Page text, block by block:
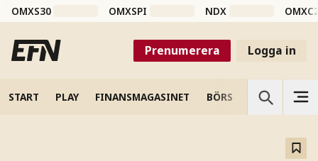
OMXS30 OMXSPI NDX
Prenumerera Logga in
START PLAY FINANSMAGASINET BÖRS VETENSKAP